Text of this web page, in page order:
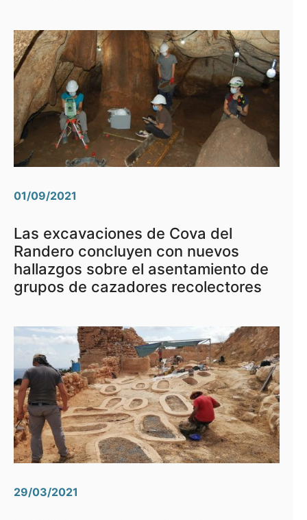
01/09/2021
Las excavaciones de Cova del
Randero concluyen con nuevos
hallazgos sobre el asentamiento de
grupos de cazadores recolectores
29/03/2021